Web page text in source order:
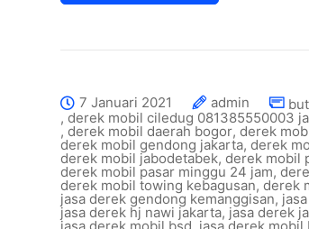
7 Januari 2021 admin
, derek mobil ciledug 081385550003
, derek mobil daerah bogor, derek
derek mobil gendong jakarta, derek
derek mobil jabodetabek, derek mobil
derek mobil pasar minggu 24 jam,
derek mobil towing kebagusan, derek
jasa derek gendong kemanggisan,
jasa derek hj nawi jakarta, jasa derek